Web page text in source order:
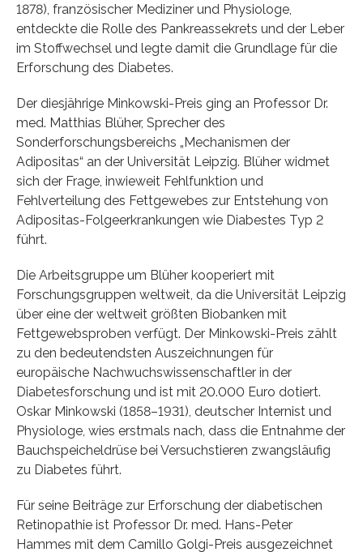
1878), französischer Mediziner und Physiologe,
entdeckte die Rolle des Pankreassekrets und der Leber
im Stoffwechsel und legte damit die Grundlage für die
Erforschung des Diabetes.
Der diesjährige Minkowski-Preis ging an Professor Dr.
med. Matthias Blüher, Sprecher des
Sonderforschungsbereichs „Mechanismen der
Adipositas“ an der Universität Leipzig. Blüher widmet
sich der Frage, inwieweit Fehlfunktion und
Fehlverteilung des Fettgewebes zur Entstehung von
Adipositas-Folgeerkrankungen wie Diabestes Typ 2
führt.
Die Arbeitsgruppe um Blüher kooperiert mit
Forschungsgruppen weltweit, da die Universität Leipzig
über eine der weltweit größten Biobanken mit
Fettgewebsproben verfügt. Der Minkowski-Preis zählt
zu den bedeutendsten Auszeichnungen für
europäische Nachwuchswissenschaftler in der
Diabetesforschung und ist mit 20.000 Euro dotiert.
Oskar Minkowski (1858–1931), deutscher Internist und
Physiologe, wies erstmals nach, dass die Entnahme der
Bauchspeicheldrüse bei Versuchstieren zwangsläufig
zu Diabetes führt.
Für seine Beiträge zur Erforschung der diabetischen
Retinopathie ist Professor Dr. med. Hans-Peter
Hammes mit dem Camillo Golgi-Preis ausgezeichnet